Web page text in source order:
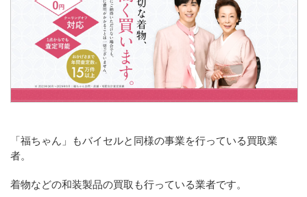
「福ちゃん」もバイセルと同様の事業を行っている買取業
者。
着物などの和装製品の買取も行っている業者です。